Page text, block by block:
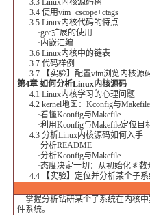
3.3 Linux内核源码树
3.4 使用vim+cscope+ctags
3.5 Linux内核代码的特点
·gcc扩展的使用
·内嵌汇编
3.6 Linux内核中的链表
3.7 代码样例
3.7 【实验】配置vim浏览内核源
第4章 如何分析Linux内核源码
4.1 Linux内核学习的心理问题
4.2 kernel地图：Kconfig与Makefile
·看懂Kconfig与Makefile
·利用Kconfig与Makefile定位目
4.3 分析Linux内核源码如何入手
·分析README
·分析Kconfig与Makefile
·态度决定一切：从初始化函数
4.4 【实验】定位并分析某个子系
掌握分析钻研某个子系统在内核
件系统。